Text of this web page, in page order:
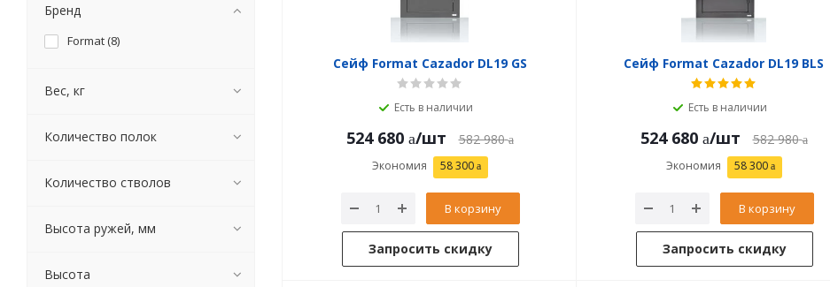
Сейф Format Cazador DL19 GS
Есть в наличии
524 680 /шт 582 980
Экономия 58 300
В корзину
Запросить скидку
Сейф Format Cazador DL19 BLS
Есть в наличии
524 680 /шт 582 980
Экономия 58 300
В корзину
Запросить скидку
Бренд
Format (8)
Вес, кг
Количество полок
Количество стволов
Высота ружей, мм
Высота